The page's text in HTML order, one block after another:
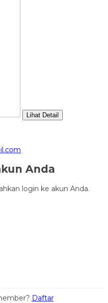
Lihat Detail
Anda
login ke akun Anda.
Daftar